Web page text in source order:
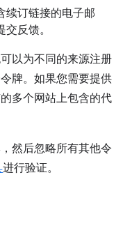
续订链接的电子邮
反馈。
以为不同的来源注册
牌。如果您需要提供
多个网站上包含的代
然后忽略所有其他令
进行验证。